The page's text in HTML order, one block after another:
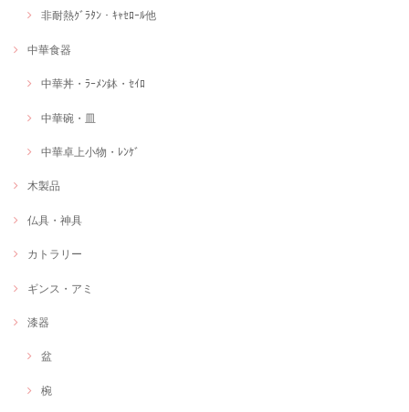
非耐熱ｸﾞﾗﾀﾝ・ｷｬｾﾛｰﾙ他
中華食器
中華丼・ﾗｰﾒﾝ鉢・ｾｲﾛ
中華碗・皿
中華卓上小物・ﾚﾝｹﾞ
木製品
仏具・神具
カトラリー
ギンス・アミ
漆器
盆
椀